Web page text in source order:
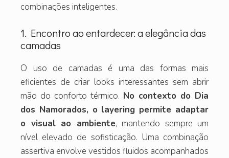
combinações inteligentes.
1. Encontro ao entardecer: a elegância das
camadas
O uso de camadas é uma das formas mais
eficientes de criar looks interessantes sem abrir
mão do conforto térmico. No contexto do Dia
dos Namorados, o layering permite adaptar
o visual ao ambiente, mantendo sempre um
nível elevado de sofisticação. Uma combinação
assertiva envolve vestidos fluidos acompanhados